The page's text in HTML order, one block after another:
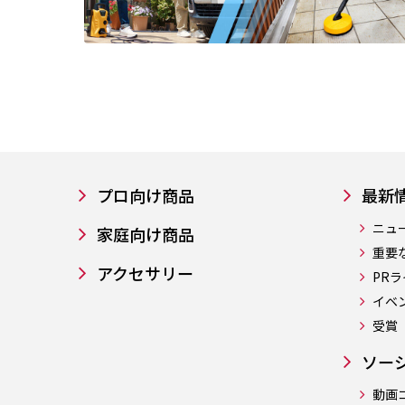
プロ向け商品
家庭向け商品
アクセサリー
最新
ニュ
重要
PR
イベ
受賞
ソー
動画